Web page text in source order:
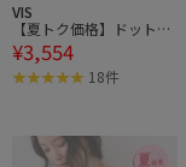
VIS
【夏トク価格】ドット＆
無地テレコリブハーフス
リーブドレーププルオー
バー
¥3,554
18件